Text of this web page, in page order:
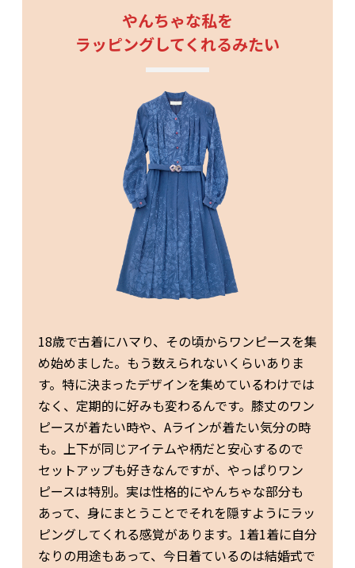
やんちゃな私を
ラッピングしてくれるみたい
18歳で古着にハマり、その頃からワンピースを集
め始めました。もう数えられないくらいありま
す。特に決まったデザインを集めているわけでは
なく、定期的に好みも変わるんです。膝丈のワン
ピースが着たい時や、Aラインが着たい気分の時
も。上下が同じアイテムや柄だと安心するので
セットアップも好きなんですが、やっぱりワン
ピースは特別。実は性格的にやんちゃな部分も
あって、身にまとうことでそれを隠すようにラッ
ピングしてくれる感覚があります。1着1着に自分
なりの用途もあって、今日着ているのは結婚式で